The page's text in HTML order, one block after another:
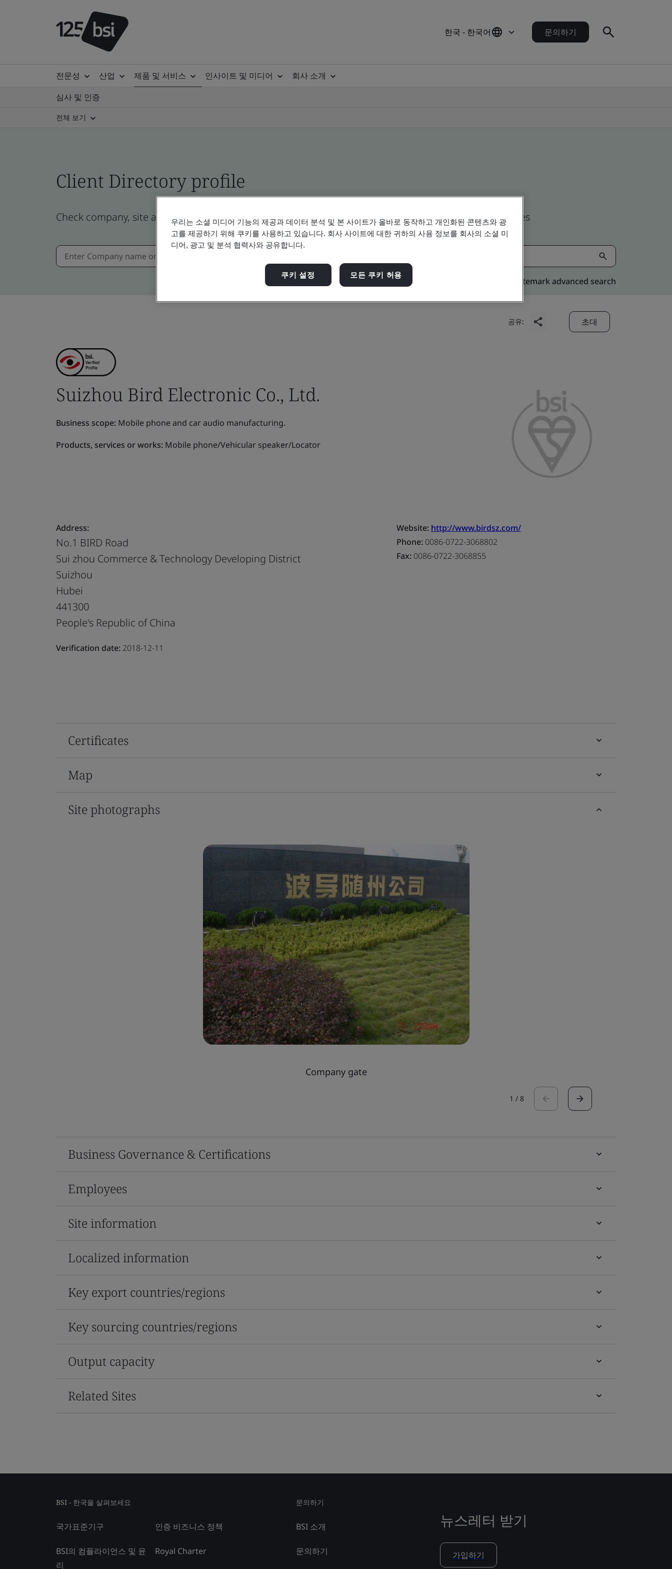
한국 - 한국어 문의하기
전문성 산업 제품 및 서비스 인사이트 및 미디어
회사 소개
심사 및 인증
전체 보기
Client Directory profile
Check company, site and product certificates - Validation and Verification, Korean and global companies
Kitemark advanced search
공유: 초대
Suizhou Bird Electronic Co., Ltd.
Business scope: Mobile phone and car audio manufacturing.
Products, services or works: Mobile phone/Vehicular speaker/Locator
Address:
No.1 BIRD Road
Sui zhou Commerce & Technology Developing District
Suizhou
Hubei
441300
People's Republic of China
Verification date: 2018-12-11
Website: http://www.birdsz.com/
Phone:0086-0722-3068802
Fax:0086-0722-3068855
Certificates
Map
Site photographs
Company gate
1 / 8
Business Governance & Certifications
Employees
Site information
Localized information
Key export countries/regions
Key sourcing countries/regions
Output capacity
Related Sites
BSI - 한국을 살펴보세요
국가표준기구
BSI의 컴플라이언스 및 윤
리
인증 비즈니스 정책
Royal Charter
문의하기
BSI 소개
문의하기
뉴스레터 받기
가입하기
우리는 소셜 미디어 기능의 제공과 데이터 분석 및 본 사이트가 올바로 동작하고 개인화된 콘텐츠와 광
고를 제공하기 위해 쿠키를 사용하고 있습니다. 회사 사이트에 대한 귀하의 사용 정보를 회사의 소셜 미
디어, 광고 및 분석 협력사와 공유합니다.
쿠키 설정 모든 쿠키 허용